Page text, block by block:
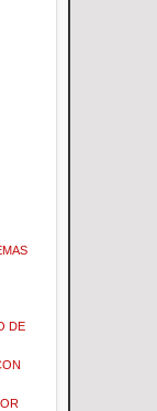
DE